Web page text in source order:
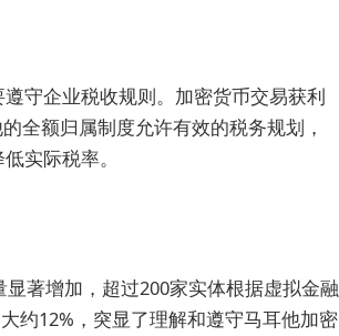
守企业税收规则。加密货币交易获利
全额归属制度允许有效的税务规划，
实际税率。
著增加，超过200家实体根据虚拟金融
约12%，突显了理解和遵守马耳他加密